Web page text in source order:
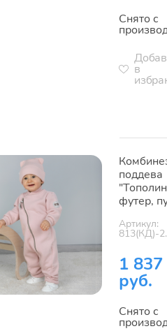
Снято с
в
поддева
футер,
Артикул:
813(КД)-
1 837
руб.
Снято с